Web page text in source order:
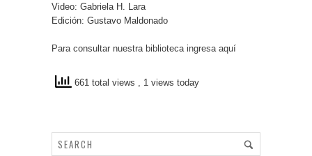
Video: Gabriela H. Lara
Edición: Gustavo Maldonado
Para consultar nuestra biblioteca ingresa aquí
661 total views , 1 views today